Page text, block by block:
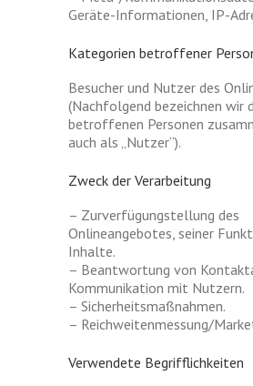
Geräte-Informationen, IP-
Kategorien betroffener
Besucher und Nutzer des
(Nachfolgend bezeichnen wir
betroffenen Personen
auch als „Nutzer“).
Zweck der Verarbeitung
– Zurverfügungstellung des
Onlineangebotes, seiner
Inhalte.
– Beantwortung von
Kommunikation mit Nutzern.
– Sicherheitsmaßnahmen.
– Reichweitenmessung/
Verwendete Begrifflichkeiten